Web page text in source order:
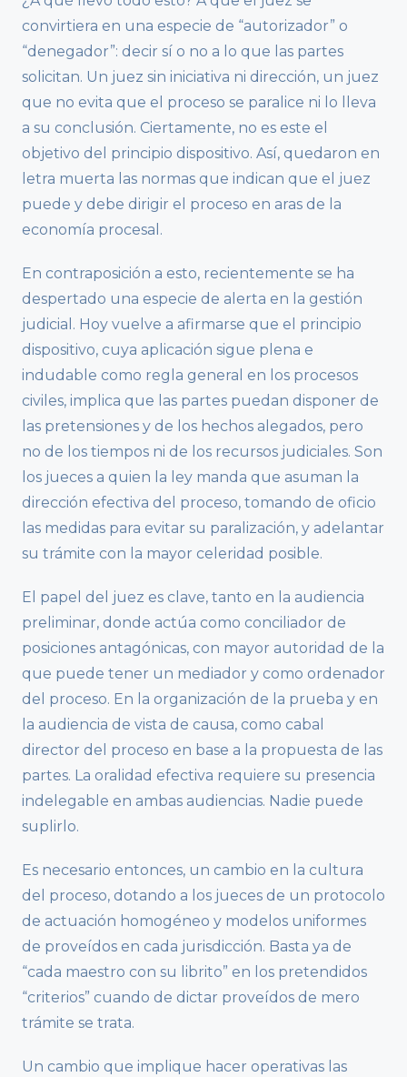
convirtiera en una especie de “autorizador” o
“denegador”: decir sí o no a lo que las partes
solicitan. Un juez sin iniciativa ni dirección, un juez
que no evita que el proceso se paralice ni lo lleva
a su conclusión. Ciertamente, no es este el
objetivo del principio dispositivo. Así, quedaron en
letra muerta las normas que indican que el juez
puede y debe dirigir el proceso en aras de la
economía procesal.
En contraposición a esto, recientemente se ha
despertado una especie de alerta en la gestión
judicial. Hoy vuelve a afirmarse que el principio
dispositivo, cuya aplicación sigue plena e
indudable como regla general en los procesos
civiles, implica que las partes puedan disponer de
las pretensiones y de los hechos alegados, pero
no de los tiempos ni de los recursos judiciales. Son
los jueces a quien la ley manda que asuman la
dirección efectiva del proceso, tomando de oficio
las medidas para evitar su paralización, y adelantar
su trámite con la mayor celeridad posible.
El papel del juez es clave, tanto en la audiencia
preliminar, donde actúa como conciliador de
posiciones antagónicas, con mayor autoridad de la
que puede tener un mediador y como ordenador
del proceso. En la organización de la prueba y en
la audiencia de vista de causa, como cabal
director del proceso en base a la propuesta de las
partes. La oralidad efectiva requiere su presencia
indelegable en ambas audiencias. Nadie puede
suplirlo.
Es necesario entonces, un cambio en la cultura
del proceso, dotando a los jueces de un protocolo
de actuación homogéneo y modelos uniformes
de proveídos en cada jurisdicción. Basta ya de
“cada maestro con su librito” en los pretendidos
“criterios” cuando de dictar proveídos de mero
trámite se trata.
Un cambio que implique hacer operativas las